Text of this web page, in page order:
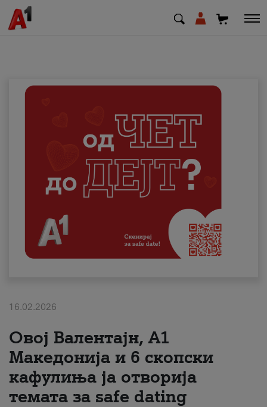
Деловни
Поддршка
Надополни кредит
Плати сметка
#ПодобарОнлајн
16.02.2026
Овој Валентајн, A1
Македонија и 6 скопски
кафулиња ја отворија
темата за safe dating